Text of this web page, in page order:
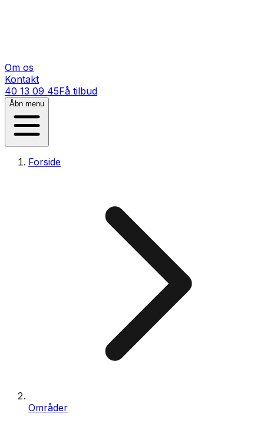
Om os
Kontakt
40 13 09 45Få tilbud
Åbn menu
Forside
Områder